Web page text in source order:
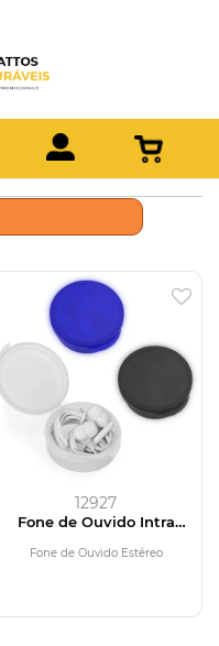
12927
Fone de Ouvido Intra
Fone de Ouvido Estéreo